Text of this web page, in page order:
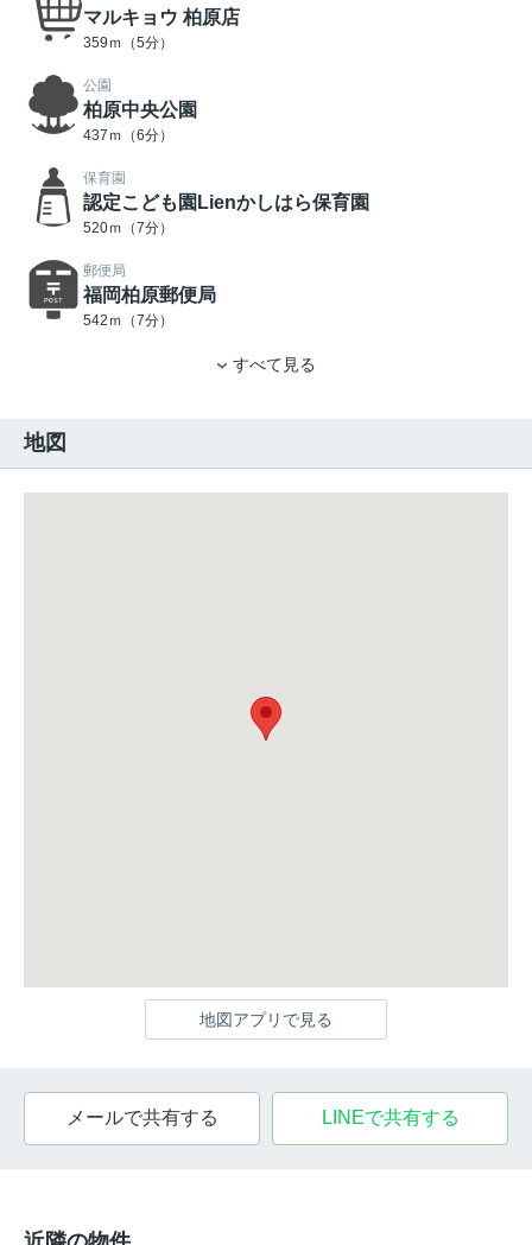
マルキョウ 柏原店
359ｍ（5分）
公園
柏原中央公園
437ｍ（6分）
保育園
認定こども園Lienかしはら保育園
520ｍ（7分）
郵便局
福岡柏原郵便局
542ｍ（7分）
すべて見る
地図
地図アプリで見る
メールで共有する LINEで共有する